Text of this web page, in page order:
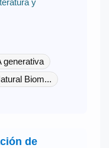
generativa
Biom...
de